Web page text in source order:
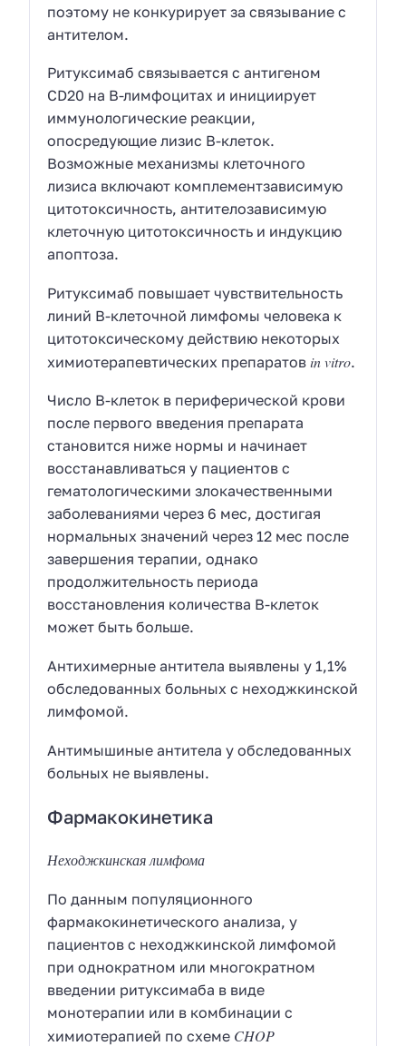
поэтому не конкурирует за связывание с
антителом.
Ритуксимаб связывается с антигеном
CD20 на В-лимфоцитах и инициирует
иммунологические реакции,
опосредующие лизис В-клеток.
Возможные механизмы клеточного
лизиса включают комплементзависимую
цитотоксичность, антителозависимую
клеточную цитотоксичность и индукцию
апоптоза.
Ритуксимаб повышает чувствительность
линий В-клеточной лимфомы человека к
цитотоксическому действию некоторых
химиотерапевтических препаратовin vitro.
Число В-клеток в периферической крови
после первого введения препарата
становится ниже нормы и начинает
восстанавливаться у пациентов с
гематологическими злокачественными
заболеваниями через 6 мес, достигая
нормальных значений через 12 мес после
завершения терапии, однако
продолжительность периода
восстановления количества В-клеток
может быть больше.
Антихимерные антитела выявлены у 1,1%
обследованных больных с неходжкинской
лимфомой.
Антимышиные антитела у обследованных
больных не выявлены.
Фармакокинетика
Неходжкинская лимфома
По данным популяционного
фармакокинетического анализа, у
пациентов с неходжкинской лимфомой
при однократном или многократном
введении ритуксимаба в виде
монотерапии или в комбинации с
химиотерапией по схеме CHOP